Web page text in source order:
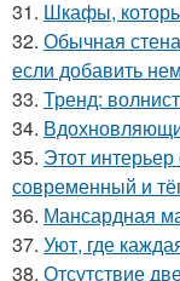
31. Шкафы,
32. Обычная
если добавить
33. Тренд:
34.
35. Этот
современный и
36. Мансардная
37. Уют, где
38. Отсутствие